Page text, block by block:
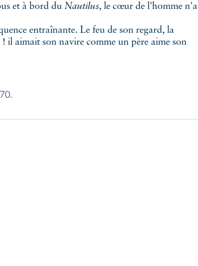
et à bord du Nautilus, le cœur de l'homme n'a
entraînante. Le feu de son regard, la
il aimait son navire comme un père aime son